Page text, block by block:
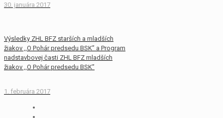
30. januára 2017
Výsledky ZHL BFZ starších a mladších
žiakov ,,O Pohár predsedu BSK” a Program
nadstavbovej časti ZHL BFZ mladších
žiakov ,,O Pohár predsedu BSK”
1. februára 2017